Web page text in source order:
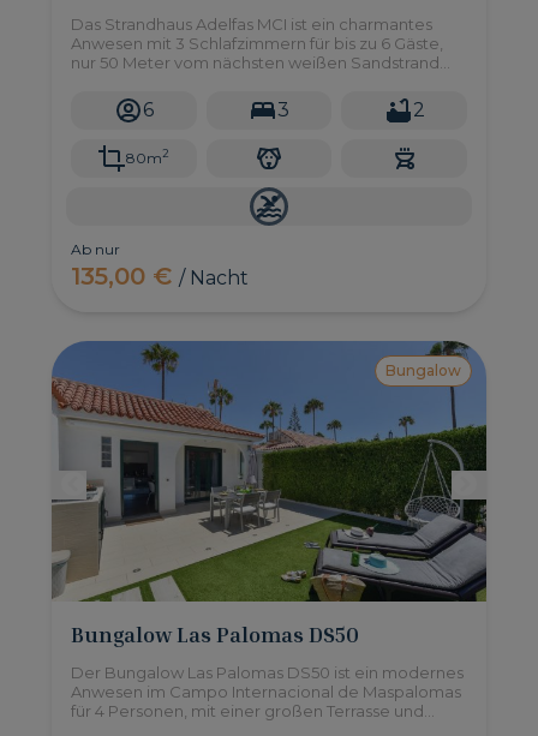
Das Strandhaus Adelfas MCI ist ein charmantes
Anwesen mit 3 Schlafzimmern für bis zu 6 Gäste,
nur 50 Meter vom nächsten weißen Sandstrand
Restaurants entfernt. Alles, was Sie für einen
ruhigen und vollständigen Urlaub benötigen.
6 3 2
80m2
Ab nur
135,00 €/ Nacht
Bungalow
Bungalow Las Palomas DS50
Der Bungalow Las Palomas DS50 ist ein modernes
Anwesen im Campo Internacional de Maspalomas
für 4 Personen, mit einer großen Terrasse und